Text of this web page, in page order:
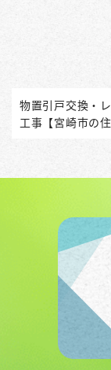
物置引戸交換・
工事【宮崎市の